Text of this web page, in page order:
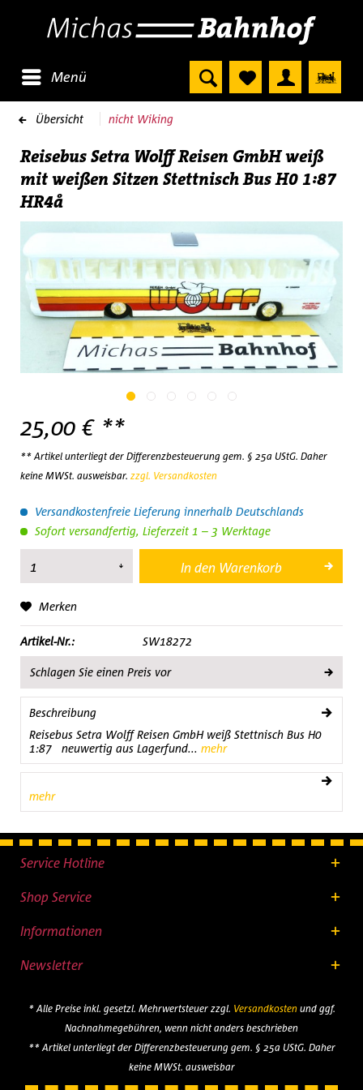
Menü
Übersicht nicht Wiking
Reisebus Setra Wolff Reisen GmbH weiß
mit weißen Sitzen Stettnisch Bus H0 1:87
HR4å
25,00 € **
** Artikel unterliegt der Differenzbesteuerung gem. § 25a UStG. Daher
keine MWSt. ausweisbar. zzgl. Versandkosten
Versandkostenfreie Lieferung innerhalb Deutschlands
Sofort versandfertig, Lieferzeit 1 – 3 Werktage
In den Warenkorb
Merken
Artikel-Nr.: SW18272
Schlagen Sie einen Preis vor
Beschreibung
Reisebus Setra Wolff Reisen GmbH weiß Stettnisch Bus H0
1:87 neuwertig aus Lagerfund... mehr
mehr
Service Hotline
Shop Service
Informationen
Newsletter
* Alle Preise inkl. gesetzl. Mehrwertsteuer zzgl. Versandkostenund ggf.
Nachnahmegebühren, wenn nicht anders beschrieben
** Artikel unterliegt der Differenzbesteuerung gem. § 25a UStG. Daher
keine MWSt. ausweisbar